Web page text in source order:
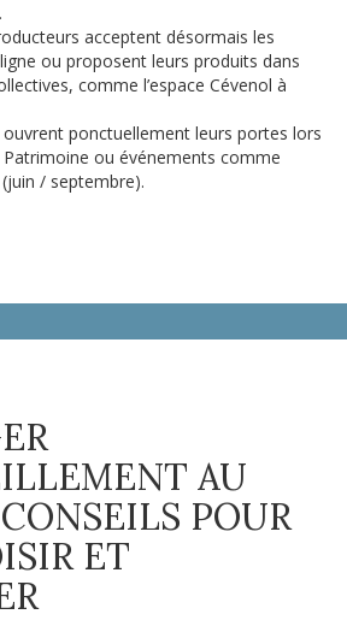
acceptent désormais les
ou proposent leurs produits dans
comme l’espace Cévenol à
ponctuellement leurs portes lors
Patrimoine ou événements comme
(juin / septembre).
AU
POUR
ET